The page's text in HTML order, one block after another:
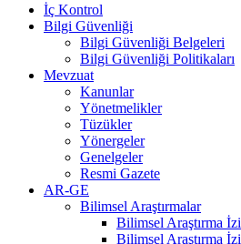
İç Kontrol
Bilgi Güvenliği
Bilgi Güvenliği Belgeleri
Bilgi Güvenliği Politikaları
Mevzuat
Kanunlar
Yönetmelikler
Tüzükler
Yönergeler
Genelgeler
Resmi Gazete
AR-GE
Bilimsel Araştırmalar
Bilimsel Araştırma
Bilimsel Araştırma